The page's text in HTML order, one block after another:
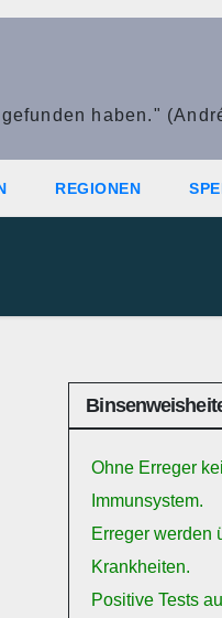
haben."
REGIONEN
Ohne Erreger
Immunsystem.
Erreger werden
Krankheiten.
Positive Tests